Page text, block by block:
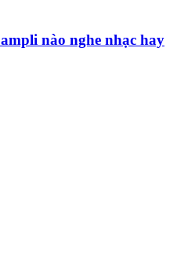
nào nghe nhạc hay